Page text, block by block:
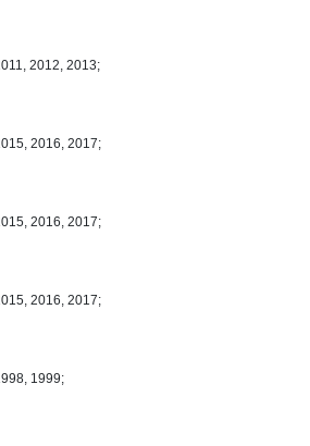
2012, 2013;
2016, 2017;
2016, 2017;
2016, 2017;
1999;